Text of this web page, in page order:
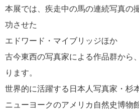
本展では、疾走中の馬の連続写真の
功させた
エドワード・マイブリッジほか
古今東西の写真家による作品群から
ります。
世界的に活躍する日本人写真家・杉
ニューヨークのアメリカ自然史博物